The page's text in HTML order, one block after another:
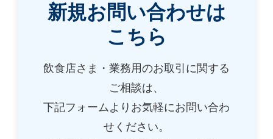
新規お問い合わせは
こちら
飲食店さま・業務用のお取引に関する
ご相談は、
下記フォームよりお気軽にお問い合わ
せください。